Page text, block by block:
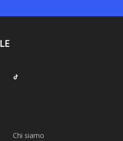
Chi siamo